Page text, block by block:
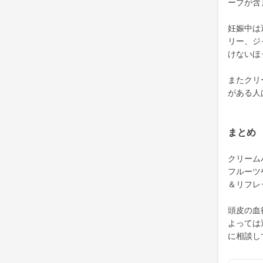
ーブが
妊娠中は
リー、
けない
またク
がある人
まとめ
クリー
フルー
＆リフ
頭皮の血
よって
に相談